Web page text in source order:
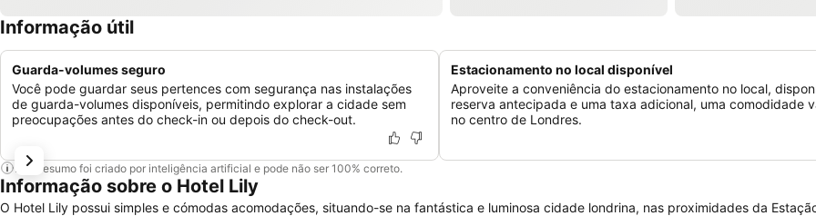
Informação útil
Guarda-volumes seguro
Você pode guardar seus pertences com segurança nas instalações
de guarda-volumes disponíveis, permitindo explorar a cidade sem
preocupações antes do check-in ou depois do check-out.
Estacionamento no local disponível
Aproveite a conveniência do estacionamento no local,
reserva antecipada e uma taxa adicional, uma comodidade
no centro de Londres.
Este resumo foi criado por inteligência artificial e pode não ser 100% correto.
Informação sobre o Hotel Lily
O Hotel Lily possui simples e cómodas acomodações, situando-se na fantástica e luminosa cidade londrina, nas proximidades da